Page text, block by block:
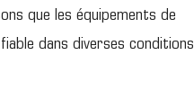
que les équipements de
dans diverses conditions